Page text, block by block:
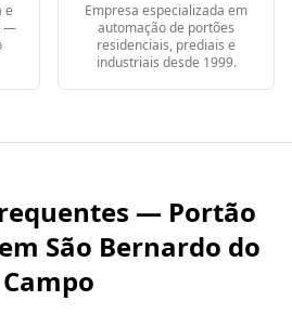
e
—
Empresa especializada em
automação de portões
residenciais, prediais e
industriais desde 1999.
— Portão
São Bernardo do
Campo